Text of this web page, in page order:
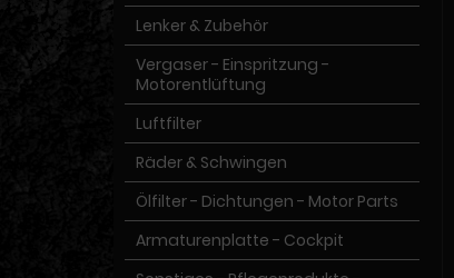
Lenker & Zubehör
Vergaser - Einspritzung -
Motorentlüftung
Luftfilter
Räder & Schwingen
Ölfilter - Dichtungen - Motor Parts
Armaturenplatte - Cockpit